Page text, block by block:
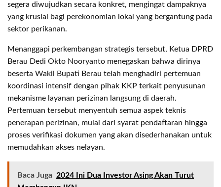
segera diwujudkan secara konkret, mengingat dampaknya
yang krusial bagi perekonomian lokal yang bergantung pada
sektor perikanan.
Menanggapi perkembangan strategis tersebut, Ketua DPRD
Berau Dedi Okto Nooryanto menegaskan bahwa dirinya
beserta Wakil Bupati Berau telah menghadiri pertemuan
koordinasi intensif dengan pihak KKP terkait penyusunan
mekanisme layanan perizinan langsung di daerah.
Pertemuan tersebut menyentuh semua aspek teknis
penerapan perizinan, mulai dari syarat pendaftaran hingga
proses verifikasi dokumen yang akan disederhanakan untuk
memudahkan akses nelayan.
Baca Juga 2024 Ini Dua Investor Asing Akan Turut